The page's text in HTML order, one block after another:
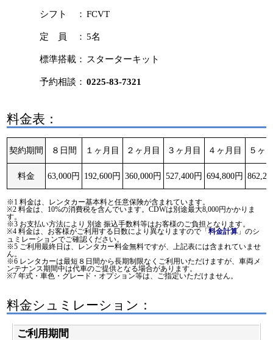
シフト ： FCVT
定 員 ： 5名
標準搭載： スターターキット
予約相談： 0225-83-7321
料金表：
契約期間 ８日間 １ヶ月目 ２ヶ月目 ３ヶ月目 ４ヶ月目 ５ヶ
料金 63,000円 192,600円 360,000円 527,400円 694,800円
※1 料金は、レンタカー基本料と任意保険が含まれています。
※2 料金は、10%の消費税を含んでいます。CDWは別途最大8,000円かかりま
す。
※3 お支払い方法により 別途 振込手数料等はお客様のご負担となります。
※4 料金は、お客様がご利用する日数により異なりますので「料金計算 」のシ
ュミレーションでご確認ください。
※5 ご利用最終日は、レンタカー料金無料ですが、上記表には含まれていませ
ん。
※6 レンタカーは最短８日間から長期制限なくご利用いただけますが、車両メ
ンテナンス期間中は代車のご提供となる場合があります。
※7 年式・車色・グレード・オプション等は、ご指定いただけません。
料金シュミレーション：
ご利用期間